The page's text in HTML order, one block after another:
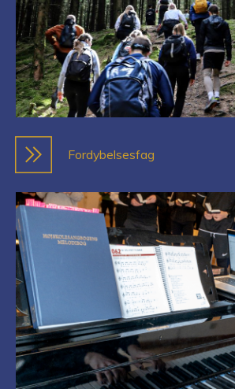
Fordybelsesfag